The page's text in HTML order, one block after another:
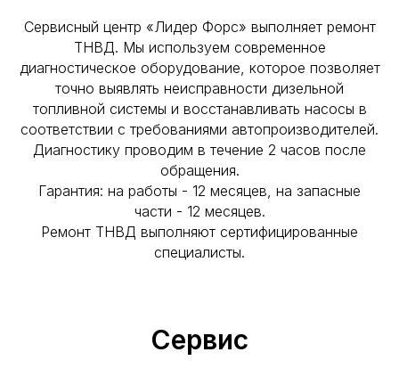
Сервисный центр «Лидер Форс» выполняет ремонт
ТНВД. Мы используем современное
диагностическое оборудование, которое позволяет
точно выявлять неисправности дизельной
топливной системы и восстанавливать насосы в
соответствии с требованиями автопроизводителей.
Диагностику проводим в течение 2 часов после
обращения.
Гарантия: на работы - 12 месяцев, на запасные
части - 12 месяцев.
Ремонт ТНВД выполняют сертифицированные
специалисты.
Сервис